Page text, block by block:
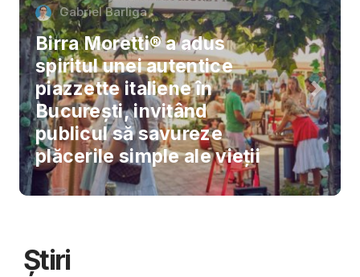
Gabriel Barliga
Birra Moretti® a adus
spiritul unei autentice
piazzette italiene în
București, invitând
publicul să savureze
plăcerile simple ale vieții
Știri